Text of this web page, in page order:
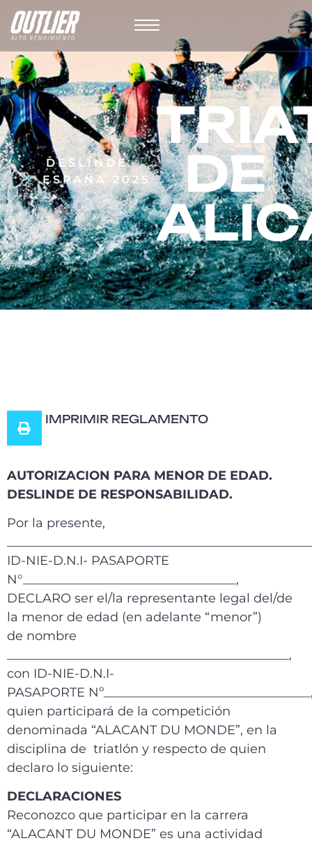
DE
DESLINDE
ESPAÑA 2025
IMPRIMIR REGLAMENTO
AUTORIZACION PARA MENOR DE EDAD.
DESLINDE DE RESPONSABILIDAD.
Por la presente,
ID-NIE-D.N.I- PASAPORTE
N°__________________________________,
DECLARO ser el/la representante legal del/de
la menor de edad (en adelante “menor”)
de nombre
_____________________________________________,
con ID-NIE-D.N.I-
PASAPORTE
quien participará de la competición
denominada “ALACANT DU MONDE”, en la
disciplina de triatlón y respecto de quien
declaro lo siguiente:
DECLARACIONES
Reconozco que participar en la carrera
“ALACANT DU MONDE” es una actividad